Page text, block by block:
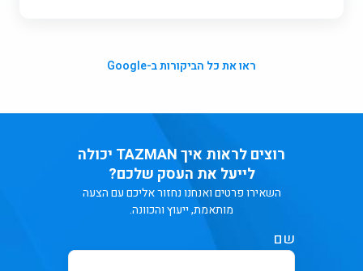
ראו את כל הביקורות ב-Google
רוצים לראות איך TAZMAN יכולה
לייעל את העסק שלכם?
השאירו פרטים ואנחנו נחזור אליכם עם הצעה
מותאמת, ייעוץ והכוונה.
שם